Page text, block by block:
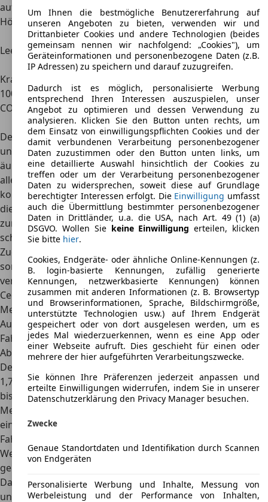
auf 100 km/h
Höchstgeschwindigkeit175 – 180 km/h
160
km/h
Leergewicht
1.380 – 1.580 kg
1.440
kg
Kraftstoffverbrauch je
100 km
Liter
CO2-Ausstoß
264 – 312 g/km
225
g/km
Der Nissan Cedric wurde gezielt alsModell der Oberklasse
und erstmals nicht mehr als Datsun vermarktet. Er besitzt
äußerst laufruhige und durchzugsstarke Motoren, die
allesamt als SOHC ausgelegt wurden. Bei dieser Motorart
kommt nur eine obenliegende Nockenwelle zum Einsatz,
die bereits im unteren Drehzahlbereich viel Drehmoment
zur Verfügung stellt. Dadurch kann das Fahrzeug recht
schaltfaul bewegt werden.
Zudem sorgt der Turbolader nicht nur für mehr Leistung,
sondern auch für einen geringeren CO2-Ausstoßals
vergleichbare Saugmotoren. Darüber hinaus bekam der
Cedric eine Einzelradaufhängung und eine
Mehrlenkerachse spendiert. Zusammen mit der guten
Automatik und dem Hinterradantrieb konnte der
Fahrkomfort so deutlich erhöhtwerden.
Abmessungen
Der Nissan Cedric ist in allen Varianten 4,86 Meter lang,
1,72 Meter breit sowie 1,43 Meter hoch. Er eignet sich für
bis zu fünf Personen, die bis zu einer Größe von zwei
Metern bequem Platz finden. Zudem ermöglicht der Cedric
einen leichten Ein- und Ausstieg. Dank des modernen
Fahrwerks besitzt der Cedric einen
Wendekreisvon gerade einmal elf Metern, wodurch er
gern als Taxi eingesetzt wird.
Das Kofferraumvolumen liegt bei mindestens 275 Litern
und lässt sich beim Kombi um ein Vielfaches steigern.
Um Ihnen die bestmögliche Benutzererfahrung auf
unseren Angeboten zu bieten, verwenden wir und
Drittanbieter Cookies und andere Technologien (beides
gemeinsam nennen wir nachfolgend: „Cookies"), um
Geräteinformationen und personenbezogene Daten (z.B.
IP Adressen) zu speichern und darauf zuzugreifen.
Dadurch ist es möglich, personalisierte Werbung
entsprechend Ihren Interessen auszuspielen, unser
Angebot zu optimieren und dessen Verwendung zu
analysieren. Klicken Sie den Button unten rechts, um
dem Einsatz von einwilligungspflichten Cookies und der
damit verbundenen Verarbeitung personenbezogener
Daten zuzustimmen oder den Button unten links, um
eine detaillierte Auswahl hinsichtlich der Cookies zu
treffen oder um der Verarbeitung personenbezogener
Daten zu widersprechen, soweit diese auf Grundlage
berechtigter Interessen erfolgt. Die Einwilligung umfasst
auch die Übermittlung bestimmter personenbezogener
Daten in Drittländer, u.a. die USA, nach Art. 49 (1) (a)
DSGVO. Wollen Sie keine Einwilligung erteilen, klicken
Sie bitte hier.
Cookies, Endgeräte- oder ähnliche Online-Kennungen (z.
B. login-basierte Kennungen, zufällig generierte
Kennungen, netzwerkbasierte Kennungen) können
zusammen mit anderen Informationen (z. B. Browsertyp
und Browserinformationen, Sprache, Bildschirmgröße,
unterstützte Technologien usw.) auf Ihrem Endgerät
gespeichert oder von dort ausgelesen werden, um es
jedes Mal wiederzuerkennen, wenn es eine App oder
einer Webseite aufruft. Dies geschieht für einen oder
mehrere der hier aufgeführten Verarbeitungszwecke.
Sie können Ihre Präferenzen jederzeit anpassen und
erteilte Einwilligungen widerrufen, indem Sie in unserer
Datenschutzerklärung den Privacy Manager besuchen.
Zwecke
Genaue Standortdaten und Identifikation durch Scannen
von Endgeräten
Personalisierte Werbung und Inhalte, Messung von
Werbeleistung und der Performance von Inhalten,